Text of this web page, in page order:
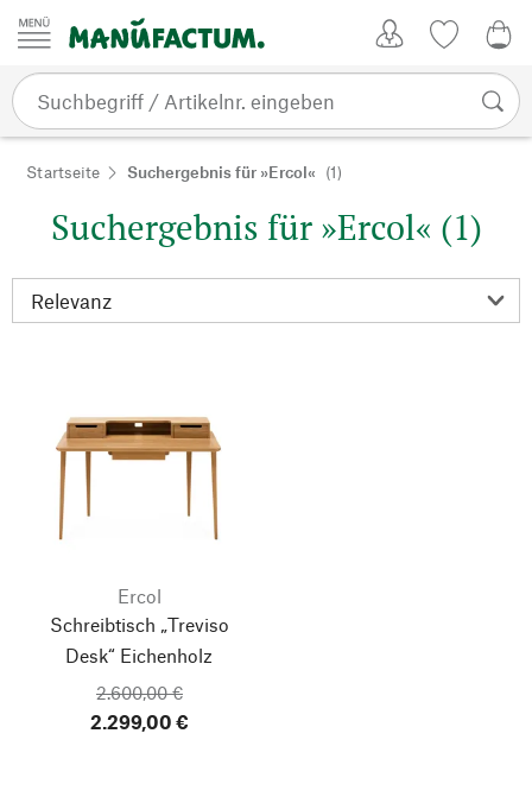
Zum Inhalt springen
Startseite Suchergebnis für »Ercol« (1)
Suchergebnis für »Ercol« (1)
Ercol
Schreibtisch „Treviso
Desk“ Eichenholz
2.600,00 €
2.299,00 €